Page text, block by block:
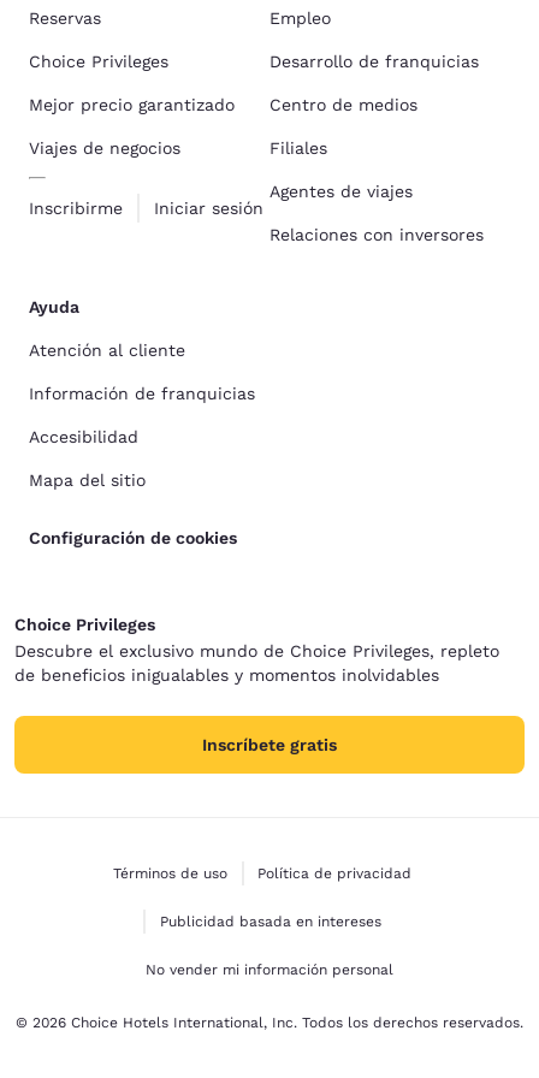
Reservas
Choice Privileges
Mejor precio garantizado
Viajes de negocios
Inscribirme Iniciar sesión
Empleo
Desarrollo de franquicias
Centro de medios
Filiales
Agentes de viajes
Relaciones con inversores
Ayuda
Atención al cliente
Información de franquicias
Accesibilidad
Mapa del sitio
Configuración de cookies
Choice Privileges
Descubre el exclusivo mundo de Choice Privileges, repleto
de beneficios inigualables y momentos inolvidables
Inscríbete gratis
Términos de uso Política de privacidad
Publicidad basada en intereses
No vender mi información personal
© 2026 Choice Hotels International, Inc. Todos los derechos reservados.